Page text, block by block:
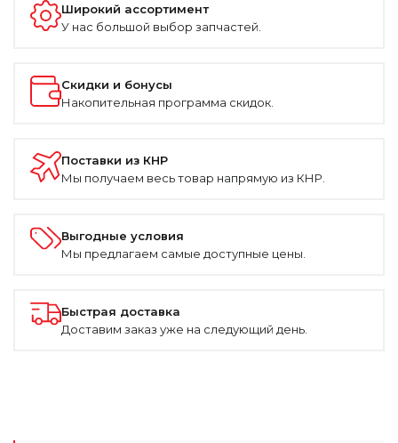
Широкий ассортимент
У нас большой выбор запчастей.
Скидки и бонусы
Накопительная программа скидок.
Поставки из КНР
Мы получаем весь товар напрямую из КНР.
Выгодные условия
Мы предлагаем самые доступные цены.
Быстрая доставка
Доставим заказ уже на следующий день.